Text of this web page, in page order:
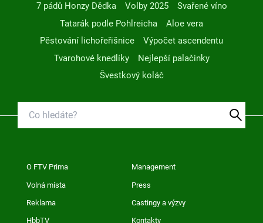
7 pádů Honzy Dědka
Volby 2025
Svařené víno
Tatarák podle Pohlreicha
Aloe vera
Pěstování lichořeřišnice
Výpočet ascendentu
Tvarohové knedlíky
Nejlepší palačinky
Švestkový koláč
O FTV Prima Management
Volná místa Press
Reklama Castingy a výzvy
HbbTV Kontakty